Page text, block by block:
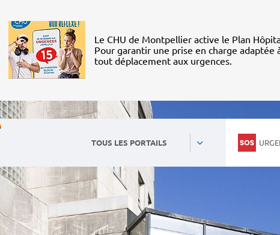
Le CHU de Montpellier active le Plan
Pour garantir une prise en charge adaptée
tout déplacement aux urgences.
TOUS LES PORTAILS